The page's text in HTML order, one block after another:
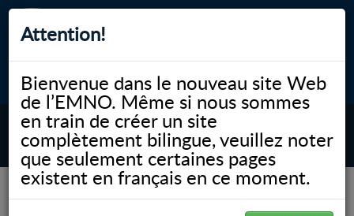
Attention!
Bienvenue dans le nouveau site Web
de l’EMNO. Même si nous sommes
en train de créer un site
complètement bilingue, veuillez noter
que seulement certaines pages
existent en français en ce moment.
myNOSM Accessibilité A- A+ English
MENU
NOSM.ca
News